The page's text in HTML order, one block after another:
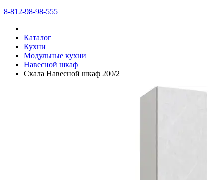
8-812-98-98-555
Каталог
Кухни
Модульные кухни
Навесной шкаф
Скала Навесной шкаф 200/2